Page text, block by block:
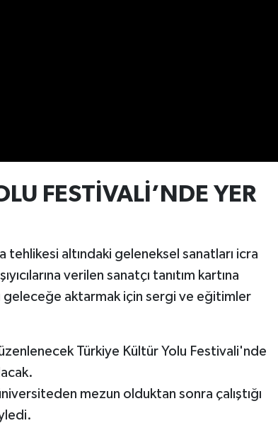
FESTİVALİ’NDE YER
tehlikesi altındaki geleneksel sanatları icra
verilen sanatçı tanıtım kartına
geleceğe aktarmak için sergi ve eğitimler
Türkiye Kültür Yolu Festivali'nde
mezun olduktan sonra çalıştığı